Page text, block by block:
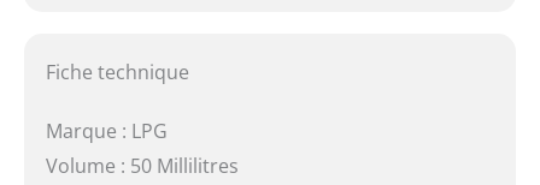
Fiche technique
Marque : LPG
Volume : 50 Millilitres